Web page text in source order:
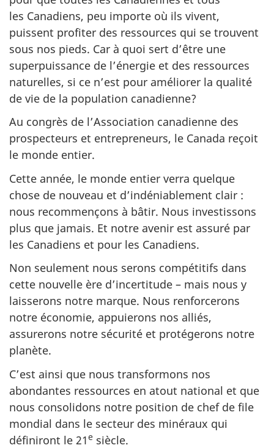
les Canadiens, peu importe où ils vivent,
puissent profiter des ressources qui se trouvent
sous nos pieds. Car à quoi sert d’être une
superpuissance de l’énergie et des ressources
naturelles, si ce n’est pour améliorer la qualité
de vie de la population canadienne?
Au congrès de l’Association canadienne des
prospecteurs et entrepreneurs, le Canada reçoit
le monde entier.
Cette année, le monde entier verra quelque
chose de nouveau et d’indéniablement clair :
nous recommençons à bâtir. Nous investissons
plus que jamais. Et notre avenir est assuré par
les Canadiens et pour les Canadiens.
Non seulement nous serons compétitifs dans
cette nouvelle ère d’incertitude – mais nous y
laisserons notre marque. Nous renforcerons
notre économie, appuierons nos alliés,
assurerons notre sécurité et protégerons notre
planète.
C’est ainsi que nous transformons nos
abondantes ressources en atout national et que
nous consolidons notre position de chef de file
mondial dans le secteur des minéraux qui
définiront le 21e siècle.